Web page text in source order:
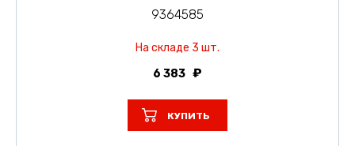
9364585
На складе 3 шт.
6 383
КУПИТЬ